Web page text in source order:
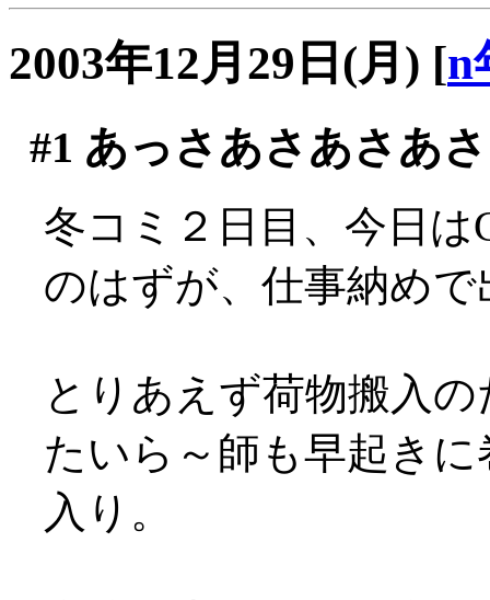
2003年12月29日(月) [n
#1 あっさあさあさあ
冬コミ２日目、今日は
のはずが、仕事納め
とりあえず荷物搬入
たいら～師も早起き
入り。